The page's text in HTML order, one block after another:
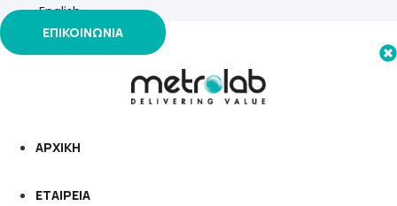
English
ΕΠΙΚΟΙΝΩΝΙΑ
ΑΡΧΙΚΗ
ΕΤΑΙΡΕΙΑ